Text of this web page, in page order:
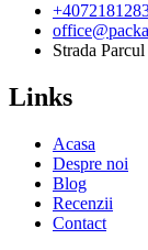
Strada
Links
Acasa
Despre noi
Blog
Recenzii
Contact